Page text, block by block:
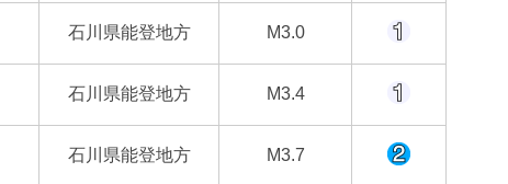
石川県能登地方 M3.0
石川県能登地方 M3.4
石川県能登地方 M3.7